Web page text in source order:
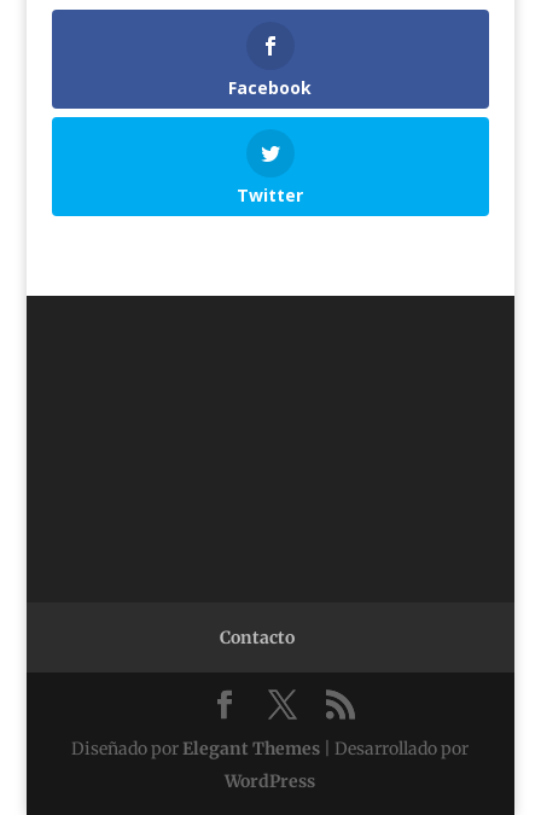
Facebook
Twitter
Contacto
Diseñado porElegant Themes | Desarrollado por
WordPress